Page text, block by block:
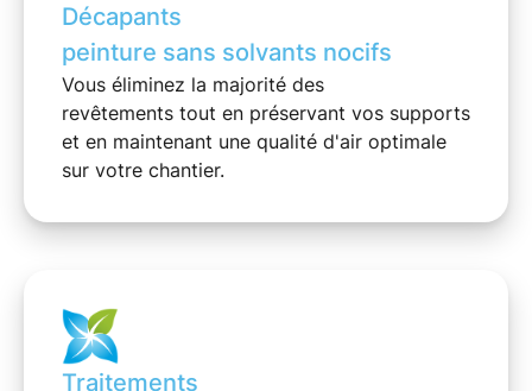
Décapants
peinture sans solvants nocifs
Vous éliminez la majorité des
revêtements tout en préservant vos supports
et en maintenant une qualité d'air optimale
sur votre chantier.
Traitements